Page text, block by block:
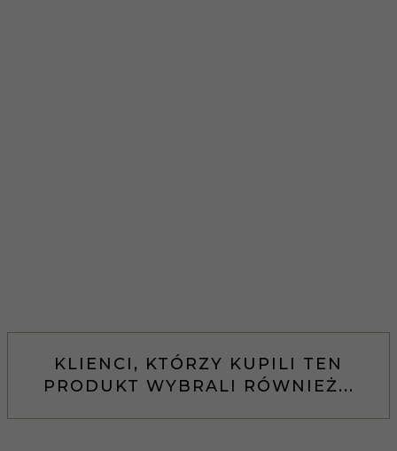
KLIENCI, KTÓRZY KUPILI TEN
PRODUKT WYBRALI RÓWNIEŻ...